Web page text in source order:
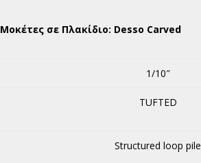
Μοκέτες σε Πλακίδιο: Desso Carved
1/10″
TUFTED
Structured loop pile